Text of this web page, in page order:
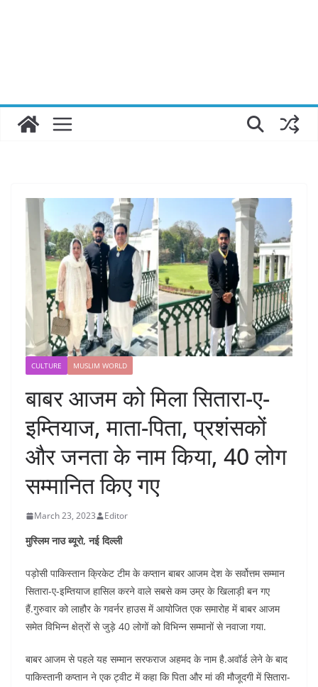
CULTURE MUSLIM WORLD
बाबर आजम को मिला सितारा-ए-
इम्तियाज, माता-पिता, प्रशंसकों
और जनता के नाम किया, 40 लोग
सम्मानित किए गए
March 23, 2023 Editor
मुस्लिम नाउ ब्यूरो, नई दिल्ली
पड़ोसी पाकिस्तान क्रिकेट टीम के कप्तान बाबर आजम देश के सर्वोत्तम सम्मान
सितारा-ए-इम्तियाज हासिल करने वाले सबसे कम उम्र के खिलाड़ी बन गए
हैं.गुरुवार को लाहौर के गवर्नर हाउस में आयोजित एक समारोह में बाबर आजम
समेत विभिन्न क्षेत्रों से जुड़े 40 लोगों को विभिन्न सम्मानों से नवाजा गया.
बाबर आजम से पहले यह सम्मान सरफराज अहमद के नाम है.अवॉर्ड लेने के बाद
पाकिस्तानी कप्तान ने एक ट्वीट में कहा कि पिता और मां की मौजूदगी में सितारा-